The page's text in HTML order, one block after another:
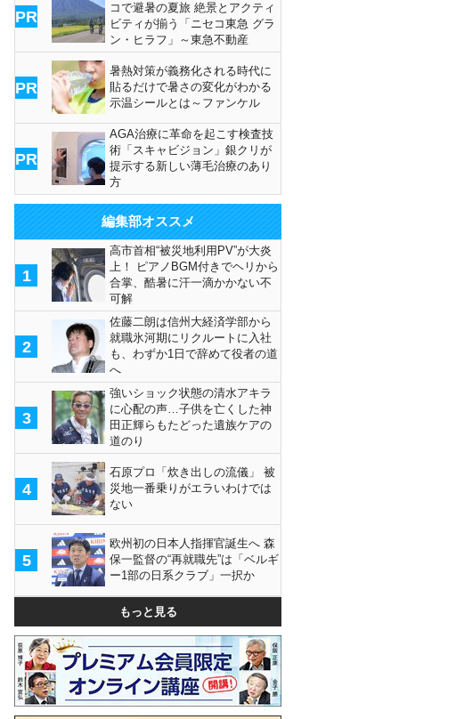
PR
コで避暑の夏旅 絶景とアクティ
ビティが揃う「ニセコ東急 グラ
ン・ヒラフ」～東急不動産
PR
暑熱対策が義務化される時代に
貼るだけで暑さの変化がわかる
示温シールとは～ファンケル
PR
AGA治療に革命を起こす検査技
術「スキャビジョン」銀クリが
提示する新しい薄毛治療のあり
方
編集部オススメ
1
高市首相“被災地利用PV”が大炎
上！ ピアノBGM付きでヘリから
合掌、酷暑に汗一滴かかない不
可解
2
佐藤二朗は信州大経済学部から
就職氷河期にリクルートに入社
も、わずか1日で辞めて役者の道
へ
3
強いショック状態の清水アキラ
に心配の声…子供を亡くした神
田正輝らもたどった遺族ケアの
道のり
4
石原プロ「炊き出しの流儀」 被
災地一番乗りがエラいわけでは
ない
5
欧州初の日本人指揮官誕生へ 森
保一監督の“再就職先”は「ベルギ
ー1部の日系クラブ」一択か
もっと見る